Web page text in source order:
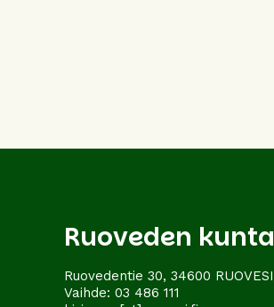
Ruoveden kunta
Ruovedentie 30, 34600 RUOVESI
Vaihde: 03 486 111